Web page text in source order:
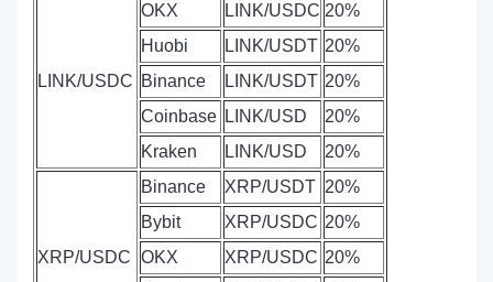
LINK/USDC
OKX LINK/USDC 20%
Huobi
LINK/USDT 20%
Binance
LINK/USDT 20%
Coinbase LINK/USD
20%
Kraken
LINK/USD 20%
XRP/USDC
Binance XRP/USDT 20%
Bybit
XRP/USDC 20%
OKX
XRP/USDC 20%